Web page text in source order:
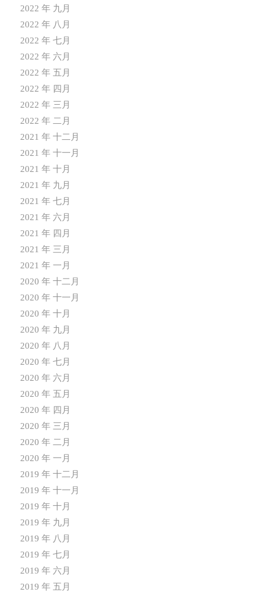
2022 年 九月
2022 年 八月
2022 年 七月
2022 年 六月
2022 年 五月
2022 年 四月
2022 年 三月
2022 年 二月
2021 年 十二月
2021 年 十一月
2021 年 十月
2021 年 九月
2021 年 七月
2021 年 六月
2021 年 四月
2021 年 三月
2021 年 一月
2020 年 十二月
2020 年 十一月
2020 年 十月
2020 年 九月
2020 年 八月
2020 年 七月
2020 年 六月
2020 年 五月
2020 年 四月
2020 年 三月
2020 年 二月
2020 年 一月
2019 年 十二月
2019 年 十一月
2019 年 十月
2019 年 九月
2019 年 八月
2019 年 七月
2019 年 六月
2019 年 五月